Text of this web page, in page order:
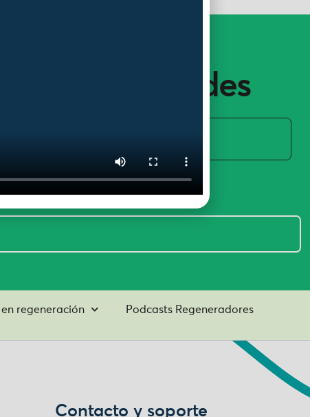
novedades
en regeneración
Podcasts Regeneradores
Contacto y soporte